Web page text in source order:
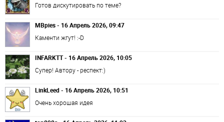
Готов дискутировать по теме?
MBpies - 16 Апрель 2026, 09:47
Каменти жгут! :-D
INFARKTT - 16 Апрель 2026, 10:05
Супер! Автору - респект:)
LinkLeed - 16 Апрель 2026, 10:51
Очень хорошая идея